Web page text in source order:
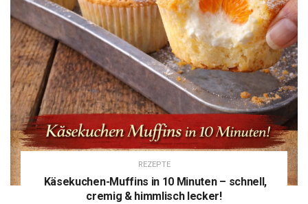
REZEPTE
Käsekuchen-Muffins in 10 Minuten – schnell,
cremig & himmlisch lecker!